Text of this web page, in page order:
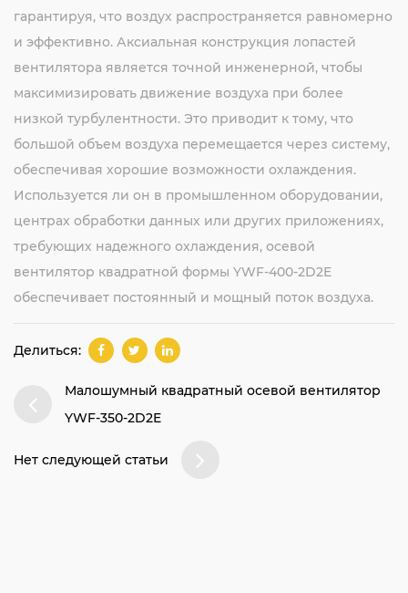
гарантируя, что воздух распространяется равномерно
и эффективно. Аксиальная конструкция лопастей
вентилятора является точной инженерной, чтобы
максимизировать движение воздуха при более
низкой турбулентности. Это приводит к тому, что
большой объем воздуха перемещается через систему,
обеспечивая хорошие возможности охлаждения.
Используется ли он в промышленном оборудовании,
центрах обработки данных или других приложениях,
требующих надежного охлаждения, осевой
вентилятор квадратной формы YWF-400-2D2E
обеспечивает постоянный и мощный поток воздуха.
Делиться:
Малошумный квадратный осевой вентилятор
YWF-350-2D2E
Нет следующей статьи